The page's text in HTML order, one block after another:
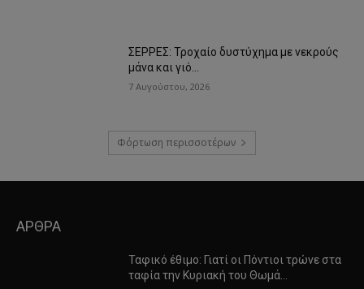
ΣΕΡΡΕΣ: Τροχαίο δυστύχημα με νεκρούς
μάνα και γιό…
7 Αυγούστου, 2026
Φόρτωση περισσοτέρων
ΑΡΘΡΑ
Ταφικό έθιμο: Γιατί οι Πόντιοι τρώνε στα
ταφία την Κυριακή του Θωμά…